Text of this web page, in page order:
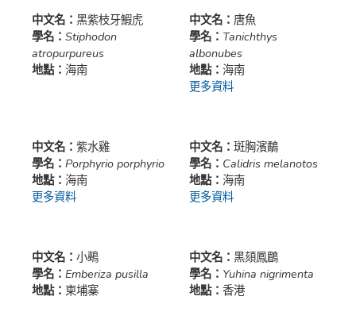
中文名： 黑紫枝牙鰕虎
學名： Stiphodon
atropurpureus
地點： 海南
中文名：唐魚
學名： Tanichthys
albonubes
地點： 海南
更多資料
中文名： 紫水雞
學名： Porphyrio porphyrio
地點： 海南
更多資料
中文名：斑胸濱鷸
學名： Calidris melanotos
地點： 海南
更多資料
中文名： 小鵐
學名： Emberiza pusilla
地點： 柬埔寨
中文名：黑頦鳳鶥
學名： Yuhina nigrimenta
地點：香港